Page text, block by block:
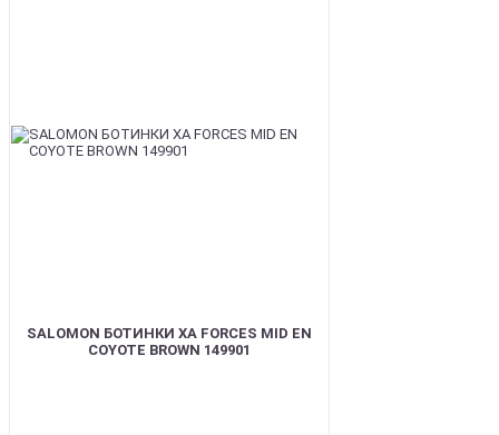
SALOMON БОТИНКИ XA FORCES MID EN
COYOTE BROWN 149901